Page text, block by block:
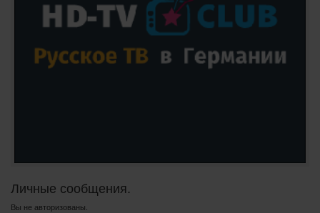
Личные сообщения.
Вы не авторизованы.